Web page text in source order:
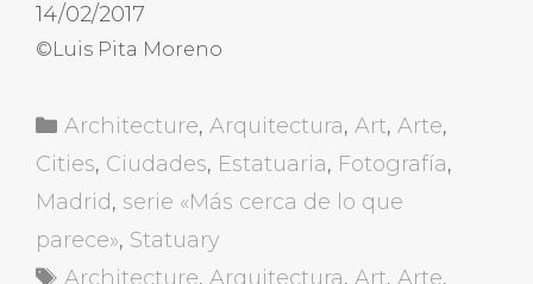
14/02/2017
©Luis Pita Moreno
Categorías
Architecture,Arquitectura,Art,Arte,
Cities, Ciudades, Estatuaria, Fotografía,
Madrid, serie «Más cerca de lo que
parece», Statuary
Etiquetas
Architecture,Arquitectura,Art,Arte,